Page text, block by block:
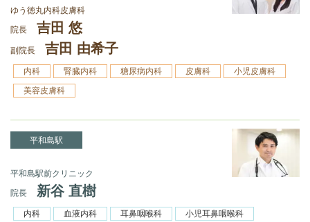
ゆう徳丸内科皮膚科
院長
吉田 悠
副院長 吉田 由希子
内科 腎臓内科 糖尿病内科 皮膚科
小児皮膚科
美容皮膚科
平和島駅
平和島駅前クリニック
院長
新谷 直樹
内科 血液内科 耳鼻咽喉科 小児耳鼻咽喉科